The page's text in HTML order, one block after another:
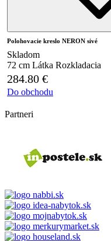
Polohovacie kreslo NERON sivé
Skladom
72 cm Látka Rozkladacia
284.80 €
Do obchodu
Partneri